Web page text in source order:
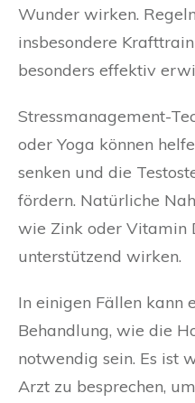
Wunder wirken.
insbesondere
besonders effektiv
Stressmanagement-
oder Yoga können
senken und die
fördern. Natürliche
wie Zink oder Vitamin
unterstützend wirken.
In einigen Fällen kann
Behandlung, wie die
notwendig sein. Es ist
Arzt zu besprechen,